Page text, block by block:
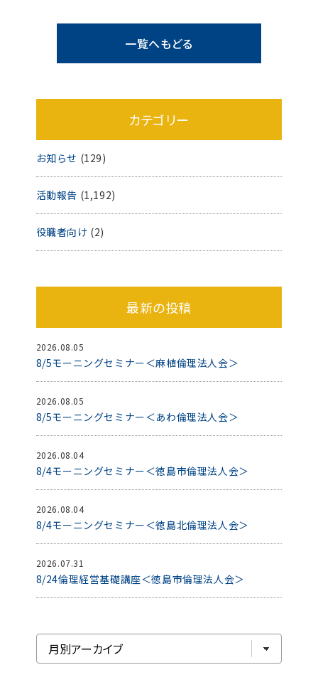
一覧へもどる
カテゴリー
お知らせ (129)
活動報告 (1,192)
役職者向け (2)
最新の投稿
2026.08.05
8/5モーニングセミナー＜麻植倫理法人会＞
2026.08.05
8/5モーニングセミナー＜あわ倫理法人会＞
2026.08.04
8/4モーニングセミナー＜徳島市倫理法人会＞
2026.08.04
8/4モーニングセミナー＜徳島北倫理法人会＞
2026.07.31
8/24倫理経営基礎講座＜徳島市倫理法人会＞